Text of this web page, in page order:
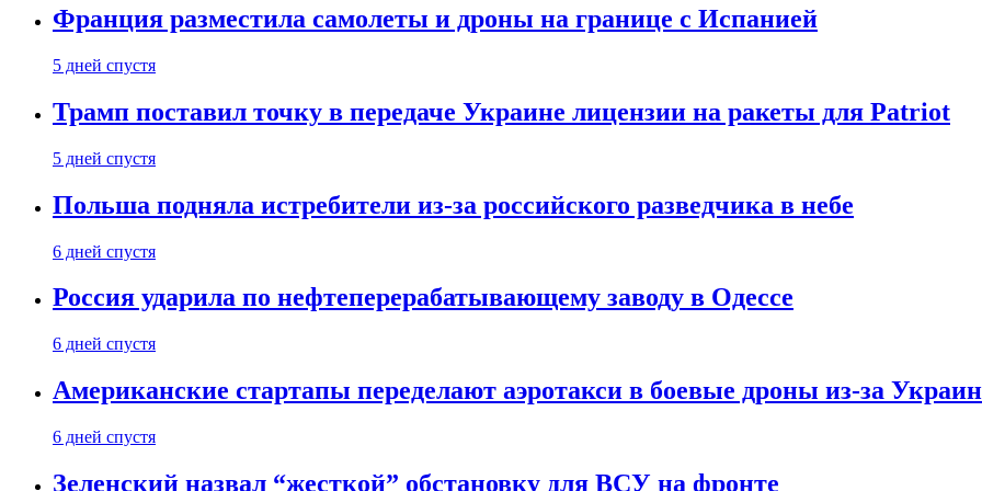
Франция разместила самолеты и дроны на границе с Испанией
5 дней спустя
Трамп поставил точку в передаче Украине лицензии на ракеты для Patriot
5 дней спустя
Польша подняла истребители из-за российского разведчика в небе
6 дней спустя
Россия ударила по нефтеперерабатывающему заводу в Одессе
6 дней спустя
Американские стартапы переделают аэротакси в боевые дроны из-за
6 дней спустя
Зеленский назвал “жесткой” обстановку для ВСУ на фронте